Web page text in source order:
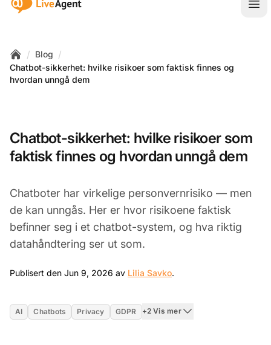
:site.title
Home
/ Blog /
Chatbot-sikkerhet: hvilke risikoer som faktisk finnes og
hvordan unngå dem
Chatbot-sikkerhet: hvilke risikoer som
faktisk finnes og hvordan unngå dem
Chatboter har virkelige personvernrisiko — men
de kan unngås. Her er hvor risikoene faktisk
befinner seg i et chatbot-system, og hva riktig
datahåndtering ser ut som.
Publisert den Jun 9, 2026 av Lilia Savko.
AI Chatbots Privacy GDPR +2 Vis mer